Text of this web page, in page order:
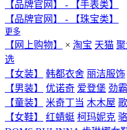
【品牌官网】 - 【手表类】
【品牌官网】 - 【珠宝类】
更多
【网上购物】 × 淘宝 天猫
选
【女装】
韩都衣舍 丽洁服饰
【男装】
优诺奇 爱登堡 劲霸
【童装】
米奇丁当 木木屋
【女鞋】
红蜻蜓 柯玛妮克